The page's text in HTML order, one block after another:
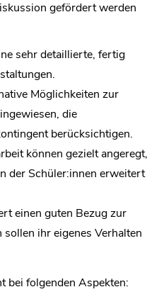
gefördert werden
sehr detaillierte, fertig
Möglichkeiten zur
die
berücksichtigen.
können gezielt angeregt,
der Schüler:innen erweitert
einen guten Bezug zur
ihr eigenes Verhalten
bei folgenden Aspekten: